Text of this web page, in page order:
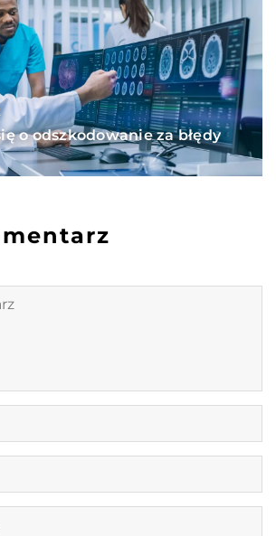
o odszkodowanie za błędy